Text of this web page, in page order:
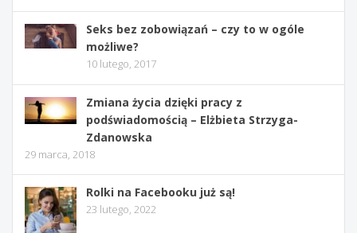
Seks bez zobowiązań – czy to w ogóle
możliwe?
10 lutego, 2017
Zmiana życia dzięki pracy z
podświadomością – Elżbieta Strzyga-
Zdanowska
29 marca, 2018
Rolki na Facebooku już są!
23 lutego, 2022